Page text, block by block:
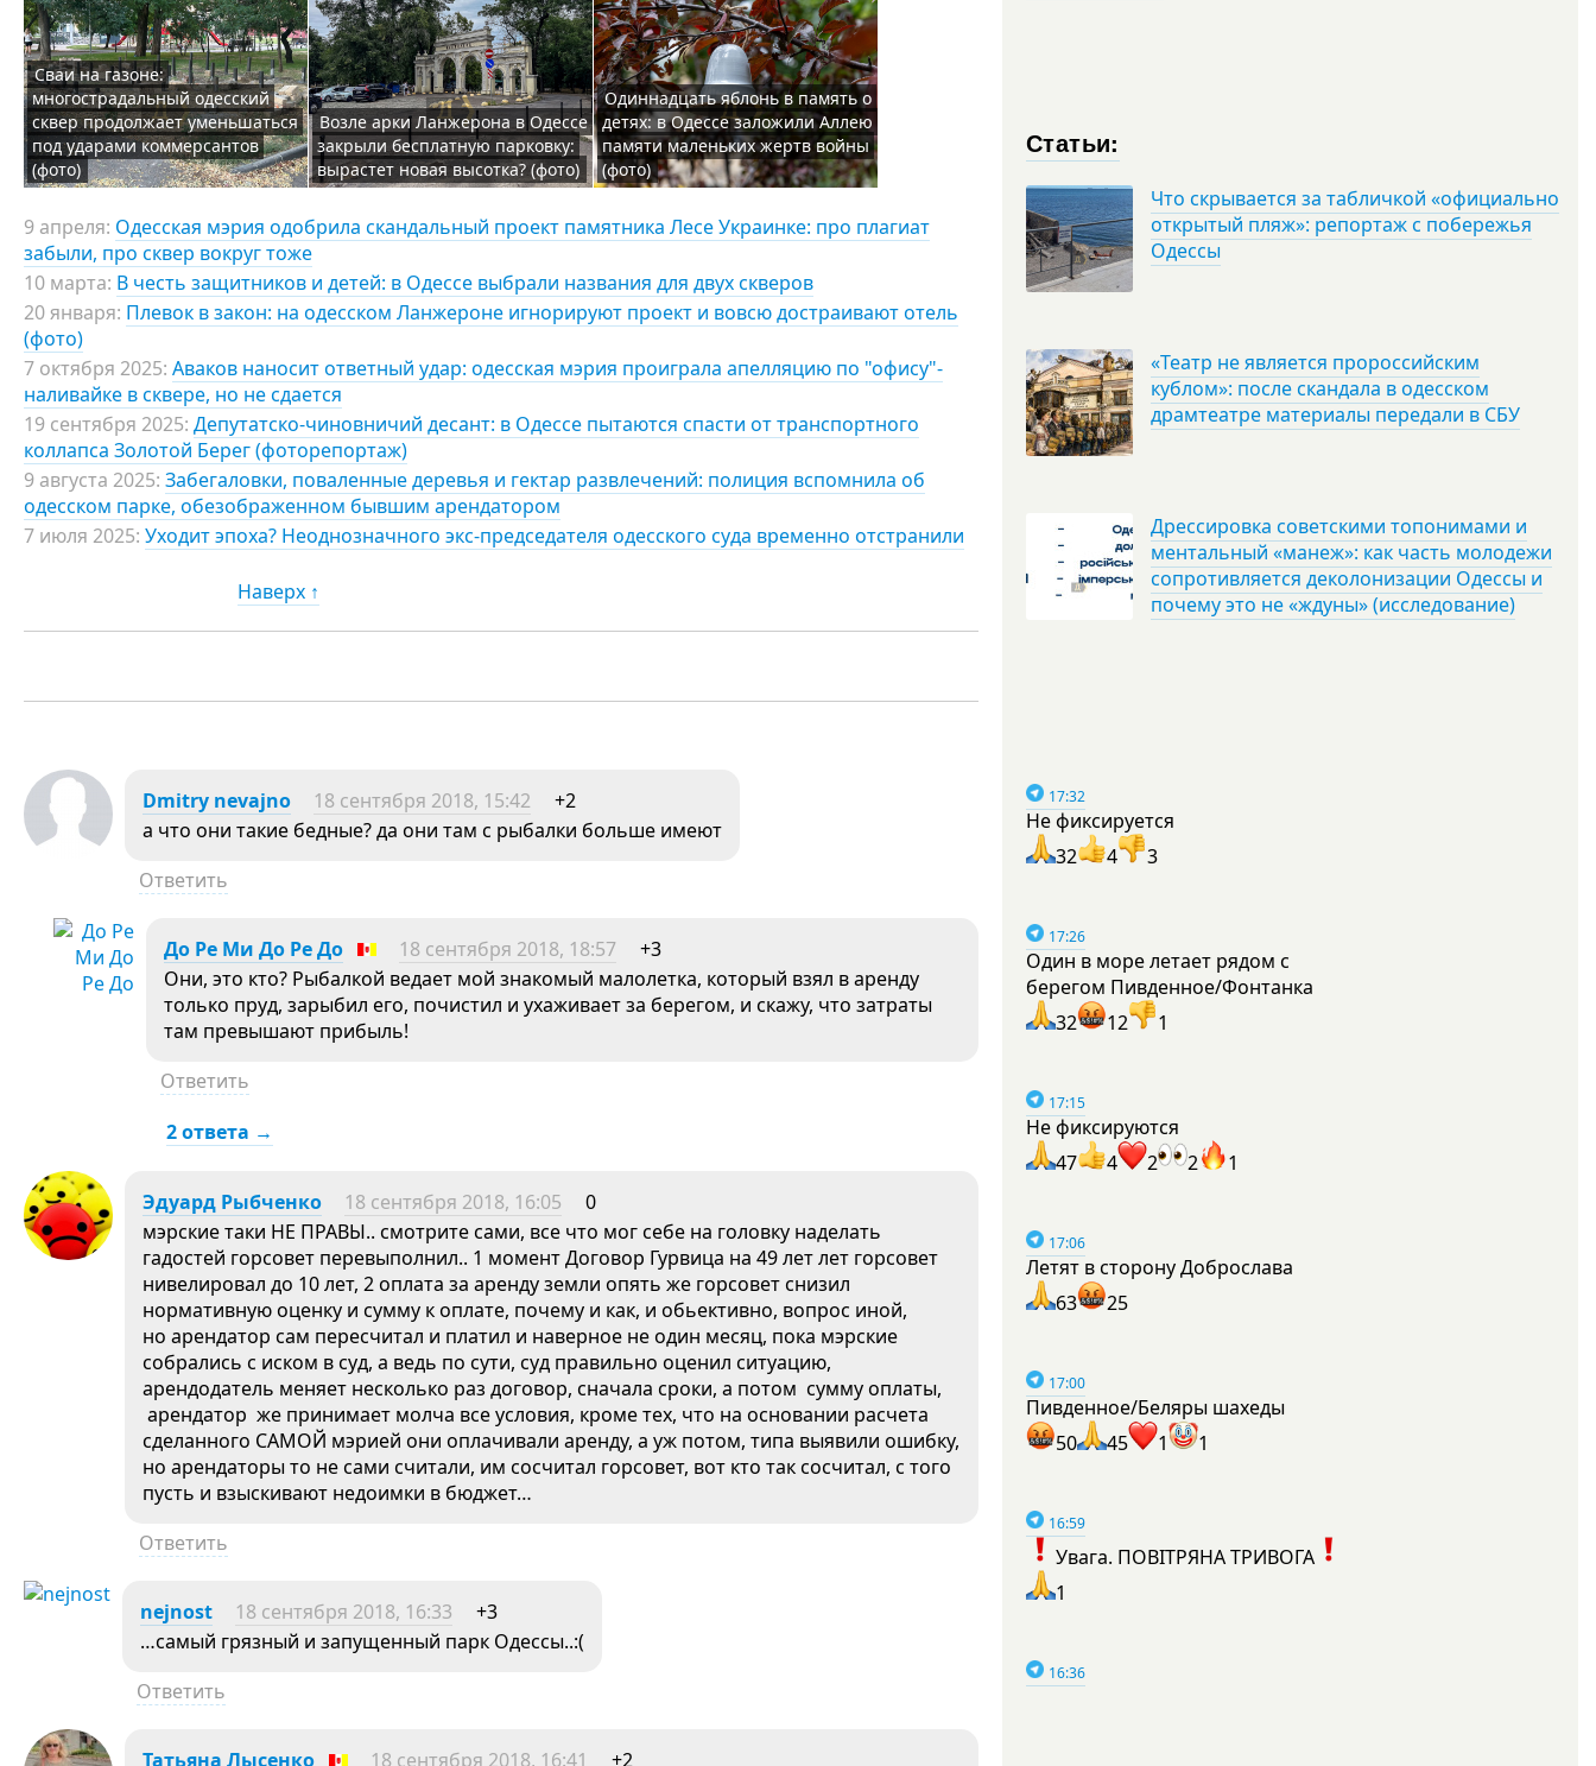
Сваи на газоне:
многострадальный одесский
сквер продолжает уменьшаться
под ударами коммерсантов
(фото)
Возле арки Ланжерона в Одессе
закрыли бесплатную парковку:
вырастет новая высотка? (фото)
Одиннадцать яблонь в память о
детях: в Одессе заложили Аллею
памяти маленьких жертв войны
(фото)
9 апреля: Одесская мэрия одобрила скандальный проект памятника Лесе Украинке: про плагиат
забыли, про сквер вокруг тоже
10 марта: В честь защитников и детей: в Одессе выбрали названия для двух скверов
20 января: Плевок в закон: на одесском Ланжероне игнорируют проект и вовсю достраивают отель
(фото)
7 октября 2025: Аваков наносит ответный удар: одесская мэрия проиграла апелляцию по "офису"-
наливайке в сквере, но не сдается
19 сентября 2025: Депутатско-чиновничий десант: в Одессе пытаются спасти от транспортного
коллапса Золотой Берег (фоторепортаж)
9 августа 2025: Забегаловки, поваленные деревья и гектар развлечений: полиция вспомнила об
одесском парке, обезображенном бывшим арендатором
7 июля 2025: Уходит эпоха? Неоднозначного экс-председателя одесского суда временно отстранили
Наверх ↑
Dmitry nevajno 18 сентября 2018, 15:42
+2
а что они такие бедные? да они там с рыбалки больше имеют
Ответить
До Ре Ми До Ре До 18 сентября 2018, 18:57
+3
Они, это кто? Рыбалкой ведает мой знакомый малолетка, который взял в аренду
только пруд, зарыбил его, почистил и ухаживает за берегом, и скажу, что затраты
там превышают прибыль!
Ответить
2 ответа →
Эдуард Рыбченко 18 сентября 2018, 16:05
0
мэрские таки НЕ ПРАВЫ.. смотрите сами, все что мог себе на головку наделать
гадостей горсовет перевыполнил.. 1 момент Договор Гурвица на 49 лет лет горсовет
нивелировал до 10 лет, 2 оплата за аренду земли опять же горсовет снизил
нормативную оценку и сумму к оплате, почему и как, и обьективно, вопрос иной,
но арендатор сам пересчитал и платил и наверное не один месяц, пока мэрские
собрались с иском в суд, а ведь по сути, суд правильно оценил ситуацию,
арендодатель меняет несколько раз договор, сначала сроки, а потом сумму оплаты,
арендатор же принимает молча все условия, кроме тех, что на основании расчета
сделанного САМОЙ мэрией они оплачивали аренду, а уж потом, типа выявили ошибку,
но арендаторы то не сами считали, им сосчитал горсовет, вот кто так сосчитал, с того
пусть и взыскивают недоимки в бюджет…
Ответить
nejnost 18 сентября 2018, 16:33
+3
…самый грязный и запущенный парк Одессы..:(
Ответить
Татьяна Лысенко 18 сентября 2018, 16:41 +2
Статьи:
Что скрывается за табличкой «официально
открытый пляж»: репортаж с побережья
Одессы
«Театр не является пророссийским
кублом»: после скандала в одесском
драмтеатре материалы передали в СБУ
Дрессировка советскими топонимами и
ментальный «манеж»: как часть молодежи
сопротивляется деколонизации Одессы и
почему это не «ждуны» (исследование)
17:32
Не фиксируется
32
4 3
17:26
Один в море летает рядом с
берегом Пивденное/Фонтанка
32
12 1
17:15
Не фиксируются
47
4 2 2 1
17:06
Летят в сторону Доброслава
63
25
17:00
Пивденное/Беляры шахеды
50
45 1 1
16:59
Увага. ПОВІТРЯНА ТРИВОГА
1
16:36